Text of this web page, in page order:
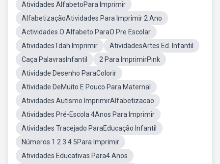
Atividades AlfabetoPara Imprimir
AlfabetizaçãoAtividades Para Imprimir 2 Ano
Actividades O Alfabeto ParaO Pre Escolar
AtividadesTdah Imprimir
AtividadesArtes Ed. Infantil
Caça PalavrasInfantil
2 Para ImprimirPink
Atividade Desenho ParaColorir
Atividade DeMuito E Pouco Para Maternal
Atividades Autismo ImprimirAlfabetizacao
Atividades Pré-Escola 4Anos Para Imprimir
Atividades Tracejado ParaEducação Infantil
Números 1 2 3 4 5Para Imprimir
Atividades Educativas Para4 Anos